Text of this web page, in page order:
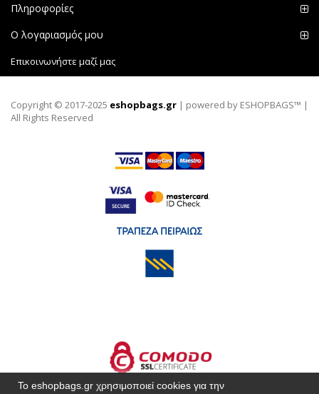
Πληροφορίες
Ο λογαριασμός μου
Επικοινωνήστε μαζί μας
Copyright © 2017-2025 eshopbags.gr | powered by ESHOPBAGS™ |
All Rights Reserved
Το eshopbags.gr χρησιμοποιεί cookies για την